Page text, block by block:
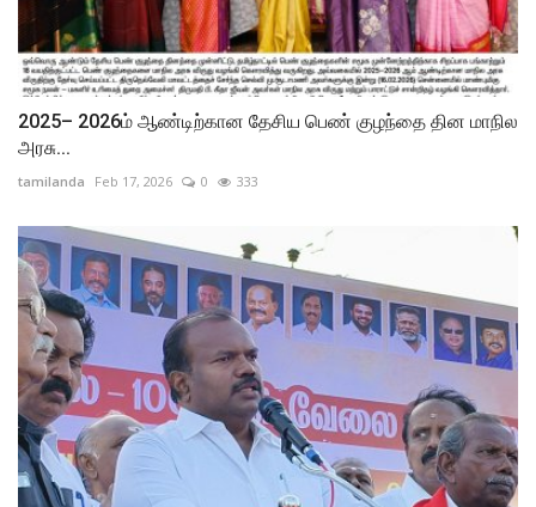
2025– 2026ம் ஆண்டிற்கான தேசிய பெண் குழந்தை தின மாநில
அரசு...
tamilanda Feb 17, 2026 0 333